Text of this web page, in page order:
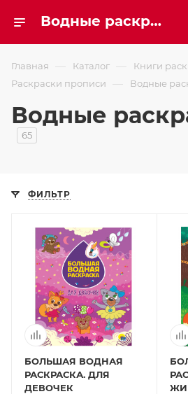
Водные раскраски
Главная — Каталог — Книги
Раскраски прописи — Водные
Водные
65
ФИЛЬТР
БОЛЬШАЯ ВОДНАЯ
РАСКРАСКА. ДЛЯ
ДЕВОЧЕК